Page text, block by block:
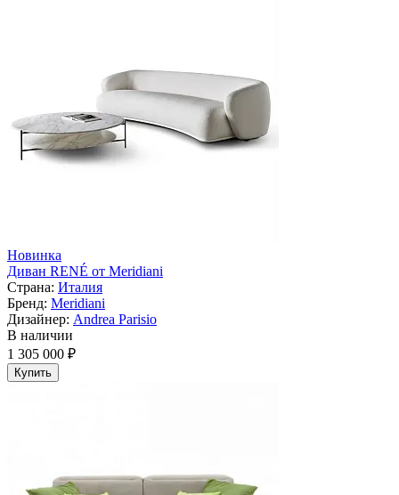
Новинка
Диван RENÉ от Meridiani
Страна: Италия
Бренд: Meridiani
Дизайнер: Andrea Parisio
В наличии
1 305 000 ₽
Купить